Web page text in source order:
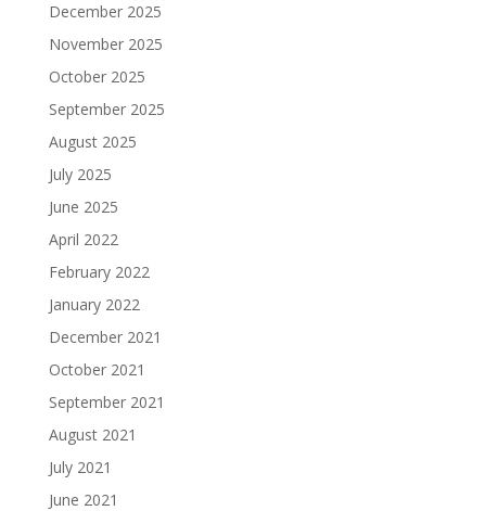
December 2025
November 2025
October 2025
September 2025
August 2025
July 2025
June 2025
April 2022
February 2022
January 2022
December 2021
October 2021
September 2021
August 2021
July 2021
June 2021